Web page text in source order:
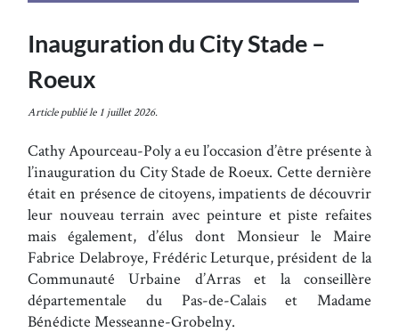
Inauguration du City Stade –
Roeux
Article publié le 1 juillet 2026.
Cathy Apourceau-Poly a eu l’occasion d’être présente à
l’inauguration du City Stade de Roeux. Cette dernière
était en présence de citoyens, impatients de découvrir
leur nouveau terrain avec peinture et piste refaites
mais également, d’élus dont Monsieur le Maire
Fabrice Delabroye, Frédéric Leturque, président de la
Communauté Urbaine d’Arras et la conseillère
départementale du Pas-de-Calais et Madame
Bénédicte Messeanne-Grobelny.